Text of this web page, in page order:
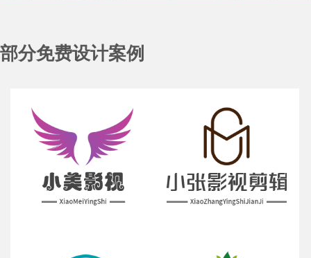
部分免费设计案例